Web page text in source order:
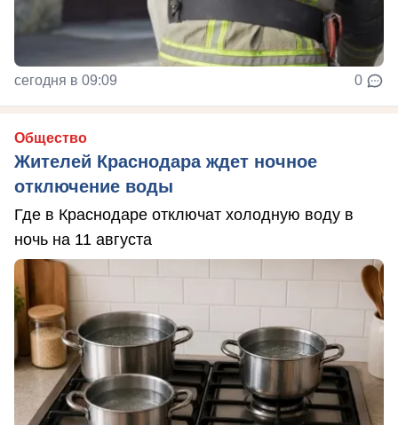
сегодня в 09:09 0
Общество
Жителей Краснодара ждет ночное
отключение воды
Где в Краснодаре отключат холодную воду в
ночь на 11 августа